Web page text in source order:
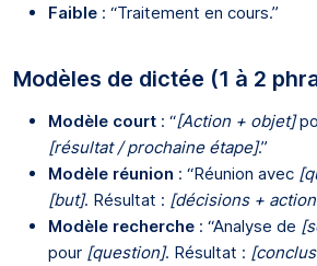
Faible : “Traitement en cours.”
Modèles de dictée (1 à 2
Modèle court : “[Action + objet]
[résultat / prochaine étape].”
Modèle réunion : “Réunion avec
[but]. Résultat : [décisions +
Modèle recherche : “Analyse de
pour [question]. Résultat :